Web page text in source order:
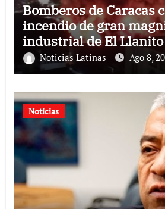
Bomberos de Caracas
incendio de gran
industrial de El Llanito
Noticias Latinas Ago 8,
Noticias